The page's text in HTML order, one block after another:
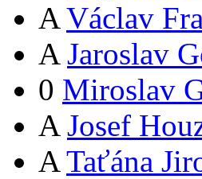
A Václav
A Jaroslav
0 Miroslav
A Josef
A Taťána